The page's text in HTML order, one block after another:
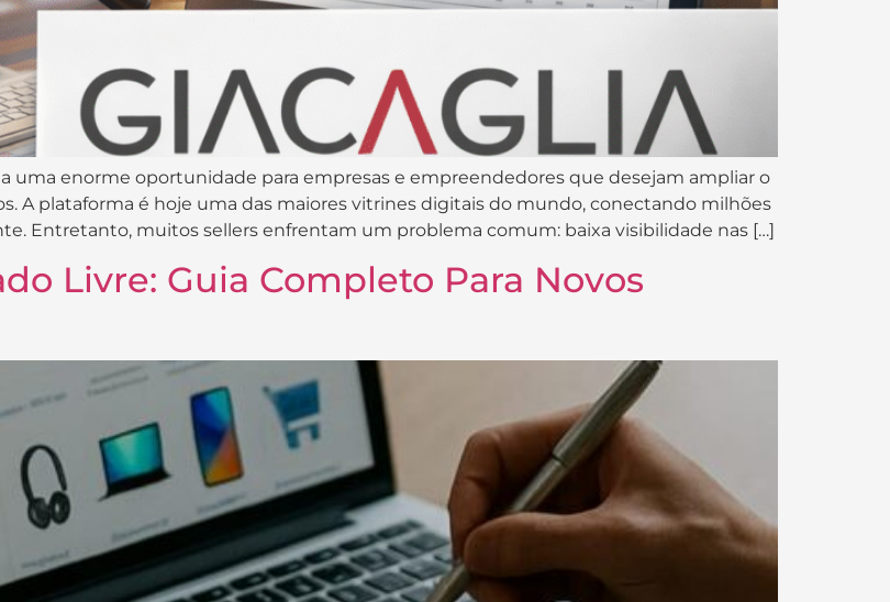
uma enorme oportunidade para empresas e empreendedores que desejam ampliar o
A plataforma é hoje uma das maiores vitrines digitais do mundo, conectando milhões
Entretanto, muitos sellers enfrentam um problema comum: baixa visibilidade nas […]
Livre: Guia Completo Para Novos